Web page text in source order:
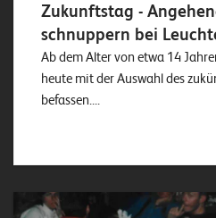
Zukunftstag -
schnuppern bei
Ab dem Alter von etwa 14
heute mit der Auswahl des
befassen....